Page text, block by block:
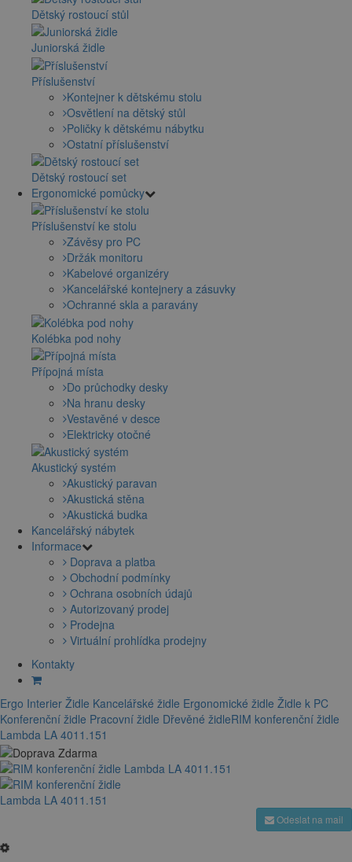
Dětský rostoucí stůl
Juniorská židle
Příslušenství
Kontejner k dětskému stolu
Osvětlení na dětský stůl
Poličky k dětskému nábytku
Ostatní příslušenství
Dětský rostoucí set
Ergonomické pomůcky
Příslušenství ke stolu
Závěsy pro PC
Držák monitoru
Kabelové organizéry
Kancelářské kontejnery a zásuvky
Ochranné skla a paravány
Kolébka pod nohy
Přípojná místa
Do průchodky desky
Na hranu desky
Vestavěné v desce
Elektricky otočné
Akustický systém
Akustický paravan
Akustická stěna
Akustická budka
Kancelářský nábytek
Informace
Doprava a platba
Obchodní podmínky
Ochrana osobních údajů
Autorizovaný prodej
Prodejna
Virtuální prohlídka prodejny
Kontakty
Ergo Interier Židle Kancelářské židle Ergonomické židle Židle k PC
Konferenční židle Pracovní židle Dřevěné židleRIM konferenční židle
Lambda LA 4011.151
Odeslat na mail